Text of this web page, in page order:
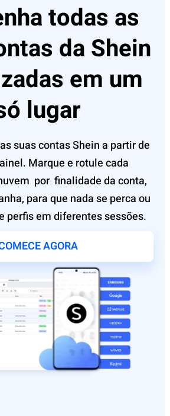
todas as
da Shein
em um
lugar
suas contas Shein a partir de
Marque e rotule cada
por finalidade da conta,
para que nada se perca ou
perfis em diferentes sessões.
AGORA